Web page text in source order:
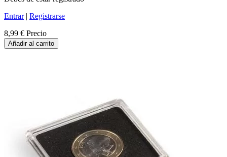
Entrar| Registrarse
8,99 € Precio
Añadir al carrito